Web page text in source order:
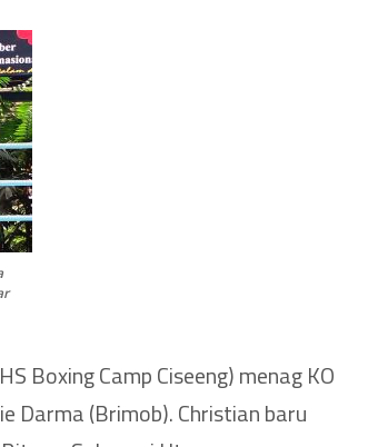
Boxing Camp Ciseeng) menag KO
Darma (Brimob). Christian baru